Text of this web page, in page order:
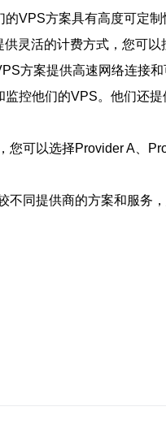
VPS方案具有高度可定制
灵活的计费方式，您可以
方案提供高速网络连接和
控他们的VPS。他们还
可以选择Provider A、
同提供商的方案和服务